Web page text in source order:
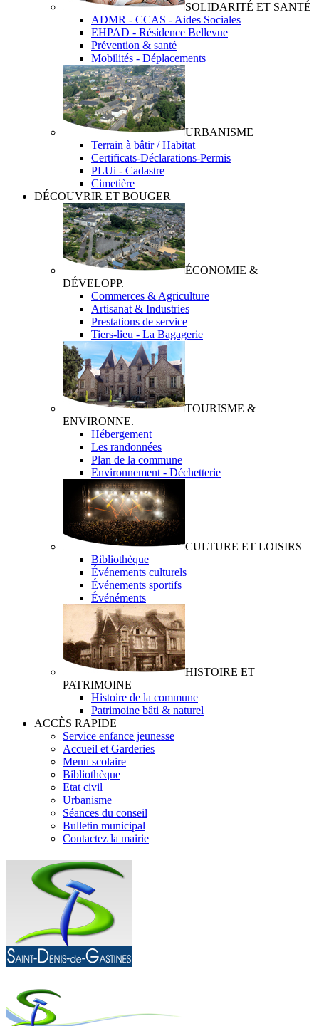
SOLIDARITÉ ET SANTÉ
ADMR - CCAS - Aides Sociales
EHPAD - Résidence Bellevue
Prévention & santé
Mobilités - Déplacements
URBANISME
Terrain à bâtir / Habitat
Certificats-Déclarations-Permis
PLUi - Cadastre
Cimetière
DÉCOUVRIR ET BOUGER
ÉCONOMIE &
DÉVELOPP.
Commerces & Agriculture
Artisanat & Industries
Prestations de service
Tiers-lieu - La Bagagerie
TOURISME &
ENVIRONNE.
Hébergement
Les randonnées
Plan de la commune
Environnement - Déchetterie
CULTURE ET LOISIRS
Bibliothèque
Événements culturels
Événements sportifs
Événéments
HISTOIRE ET
PATRIMOINE
Histoire de la commune
Patrimoine bâti & naturel
ACCÈS RAPIDE
Service enfance jeunesse
Accueil et Garderies
Menu scolaire
Bibliothèque
Etat civil
Urbanisme
Séances du conseil
Bulletin municipal
Contactez la mairie